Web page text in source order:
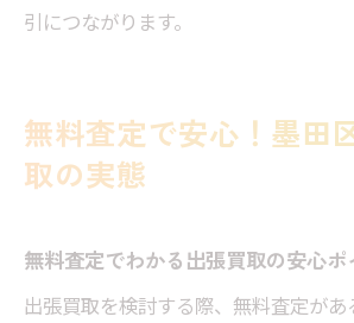
引につながります。
無料査定で安心！墨田
取の実態
無料査定でわかる出張買取の安心ポ
出張買取を検討する際、無料査定が